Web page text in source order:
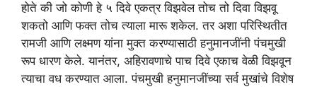
होते की जो कोणी हे ५ दिवे एकत्र विझवेल तोच तो दिवा विझवू
शकतो आणि फक्त तोच त्याला मारू शकेल. तर अशा परिस्थितीत
रामजी आणि लक्ष्मण यांना मुक्त करण्यासाठी हनुमानजींनी पंचमुखी
रूप धारण केले. यानंतर, अहिरावणाचे पाच दिवे एकाच वेळी विझवून
त्याचा वध करण्यात आला. पंचमुखी हनुमानजींच्या सर्व मुखांचे विशेष